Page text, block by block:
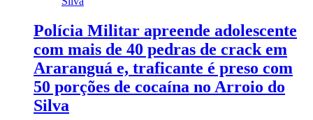
Polícia Militar apreende adolescente
com mais de 40 pedras de crack em
Araranguá e, traficante é preso com
50 porções de cocaína no Arroio do
Silva